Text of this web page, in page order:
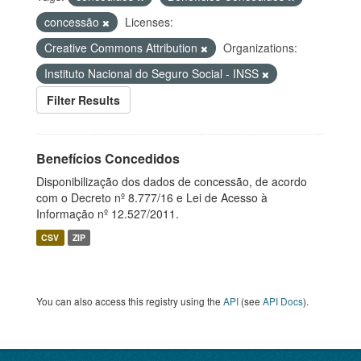
concessão
Licenses:
Creative Commons Attribution
Organizations:
Instituto Nacional do Seguro Social - INSS
Filter Results
Benefícios Concedidos
Disponibilização dos dados de concessão, de acordo
com o Decreto nº 8.777/16 e Lei de Acesso à
Informação nº 12.527/2011.
CSV ZIP
You can also access this registry using the API (see API Docs).